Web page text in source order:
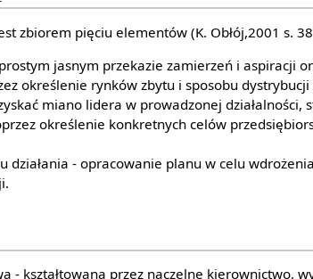
zbiorem pięciu elementów (K. Obłój,2001 s.
jasnym przekazie zamierzeń i aspiracji
określenie rynków zbytu i sposobu dystrybucji
miano lidera w prowadzonej działalności,
określenie konkretnych celów
działania - opracowanie planu w celu
- kształtowana przez naczelne kierownictwo,